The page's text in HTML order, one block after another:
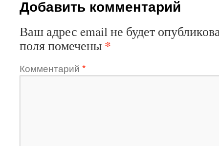
Добавить комментарий
Ваш адрес email не будет
поля помечены *
Комментарий *